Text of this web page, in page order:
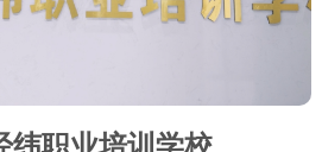
纬职业培训学校